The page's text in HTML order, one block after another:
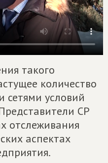
такого
количество
сетями условий
СР
отслеживания
аспектах